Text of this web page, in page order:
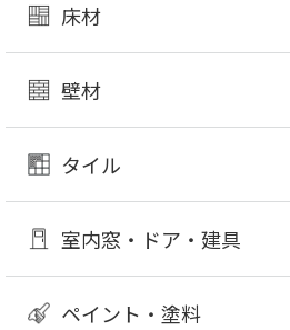
床材
壁材
タイル
室内窓・ドア・建具
ペイント・塗料